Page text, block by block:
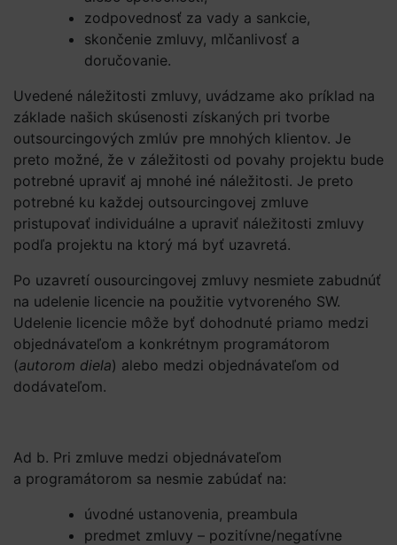
zodpovednosť za vady a sankcie,
skončenie zmluvy, mlčanlivosť a
doručovanie.
Uvedené náležitosti zmluvy, uvádzame ako príklad na
základe našich skúsenosti získaných pri tvorbe
outsourcingových zmlúv pre mnohých klientov. Je
preto možné, že v záležitosti od povahy projektu bude
potrebné upraviť aj mnohé iné náležitosti. Je preto
potrebné ku každej outsourcingovej zmluve
pristupovať individuálne a upraviť náležitosti zmluvy
podľa projektu na ktorý má byť uzavretá.
Po uzavretí ousourcingovej zmluvy nesmiete zabudnúť
na udelenie licencie na použitie vytvoreného SW.
Udelenie licencie môže byť dohodnuté priamo medzi
objednávateľom a konkrétnym programátorom
(autorom diela) alebo medzi objednávateľom od
dodávateľom.
Ad b. Pri zmluve medzi objednávateľom
a programátorom sa nesmie zabúdať na:
úvodné ustanovenia, preambula
predmet zmluvy – pozitívne/negatívne